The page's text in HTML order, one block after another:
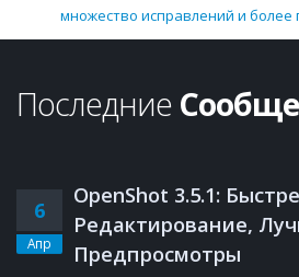
множество исправлений и более
Последние
6
Апр
OpenShot 3.5.1:
Редактирование,
Предпросмотры